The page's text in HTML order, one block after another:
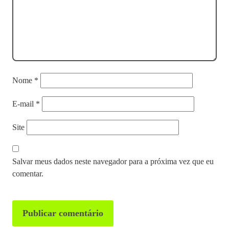
Nome *
E-mail *
Site
Salvar meus dados neste navegador para a próxima vez que eu
comentar.